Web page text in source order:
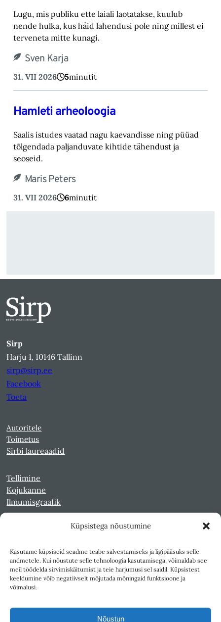
Küpsistega nõustumine
Kasutame küpsiseid seadme teabe salvestamiseks ja ligipääsuks selle
andmetele. Kui nõustute selle tehnoloogia kasutamisega, võimaldab see
meil töödelda sirvimiskäitumist ja teie harjumusi sel saidil. Küpsistest
keeldumine võib negatiivselt mõjutada mõningaid funktsioone ja
võimalusi.
Nõustun
Lugu, mis publiku ette laiali laotatakse, kuulub
nende hulka, kus häid lahendusi pole ning millest ei
terveneta mitte kunagi.
Sven Karja
31. VII 2026 5minutit
Hamleti arheoloogia
Saalis istudes vaatad nagu kaevandisse ning püüad
tõlgendada paljanduvate kihtide tähendust ja
seoseid.
Maris Peters
31. VII 2026 6minutit
Sirp
Harju 1, 10146 Tallinn
sirp@sirp.ee
Facebook
Toeta
Autoritele
Toimetus
Sirbi laureaadid
Tellimine
Kojukanne
Ilmumisgraafik
Kultuurileht 1994-1997
Reede 1989-1990
Sirp ja Vasar 1940-1989